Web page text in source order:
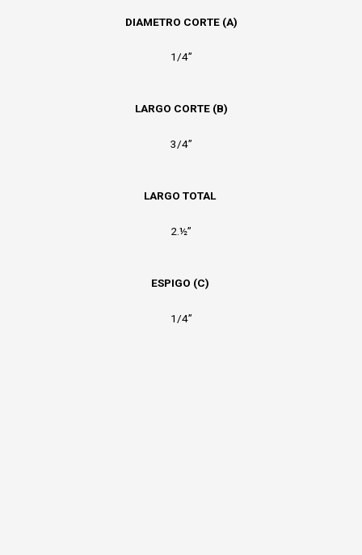
DIAMETRO CORTE (A)
1/4”
LARGO CORTE (B)
3/4”
LARGO TOTAL
2.½”
ESPIGO (C)
1/4”